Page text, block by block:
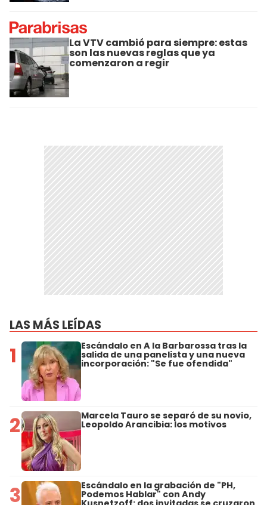
La VTV cambió para siempre: estas
son las nuevas reglas que ya
comenzaron a regir
LAS MÁS LEÍDAS
1 Escándalo en A la Barbarossa tras la
salida de una panelista y una nueva
incorporación: "Se fue ofendida"
2 Marcela Tauro se separó de su novio,
Leopoldo Arancibia: los motivos
3 Escándalo en la grabación de "PH,
Podemos Hablar" con Andy